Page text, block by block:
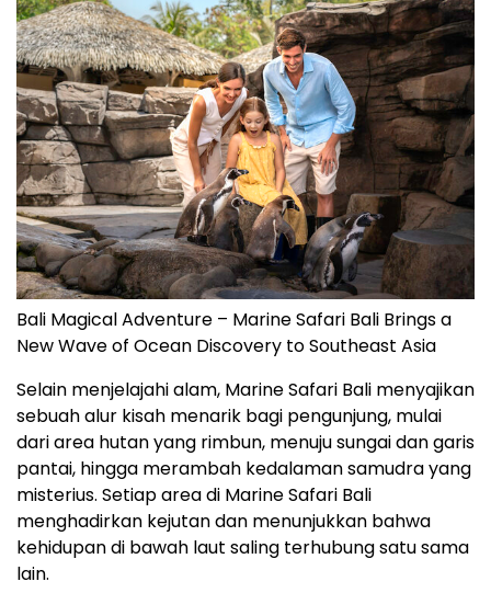
Bali Magical Adventure – Marine Safari Bali Brings a
New Wave of Ocean Discovery to Southeast Asia
Selain menjelajahi alam, Marine Safari Bali menyajikan
sebuah alur kisah menarik bagi pengunjung, mulai
dari area hutan yang rimbun, menuju sungai dan garis
pantai, hingga merambah kedalaman samudra yang
misterius. Setiap area di Marine Safari Bali
menghadirkan kejutan dan menunjukkan bahwa
kehidupan di bawah laut saling terhubung satu sama
lain.